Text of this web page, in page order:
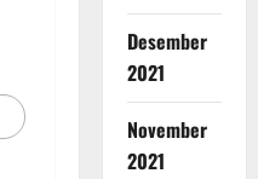
Desember
2021
November
2021